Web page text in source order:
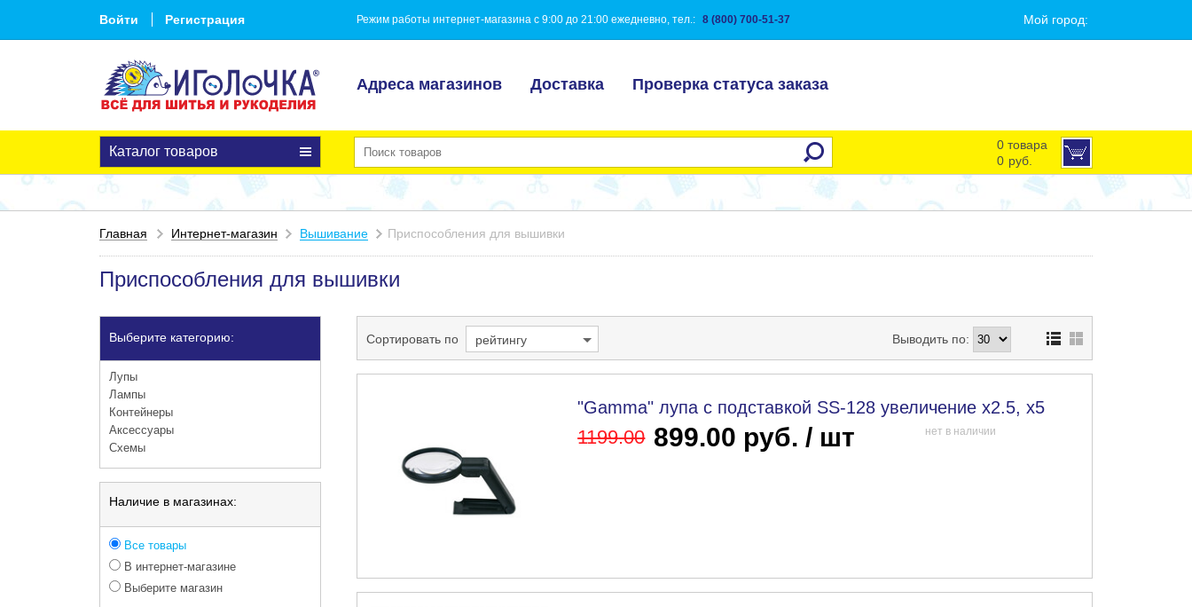
Войти Регистрация Режим работы интернет-магазина с 9:00 до 21:00 ежедневно, тел.: 8 (800) 700-51-37 Мой город:
Адреса магазинов Доставка Проверка статуса заказа
Каталог товаров
0 товара
0 руб.
Главная Интернет-магазин Вышивание Приспособления для вышивки
Приспособления для вышивки
Выберите категорию:
Лупы
Лампы
Контейнеры
Аксессуары
Схемы
Наличие в магазинах:
Все товары
В интернет-магазине
Выберите магазин
Сортировать по рейтингу Выводить по:
"Gamma" лупа с подставкой SS-128 увеличение х2.5, х5
1199.00 899.00 руб. / шт нет в наличии